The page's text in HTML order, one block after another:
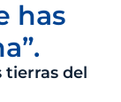
has
tierras del